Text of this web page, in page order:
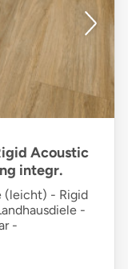
Acoustic
integr.
(leicht) - Rigid
-
-